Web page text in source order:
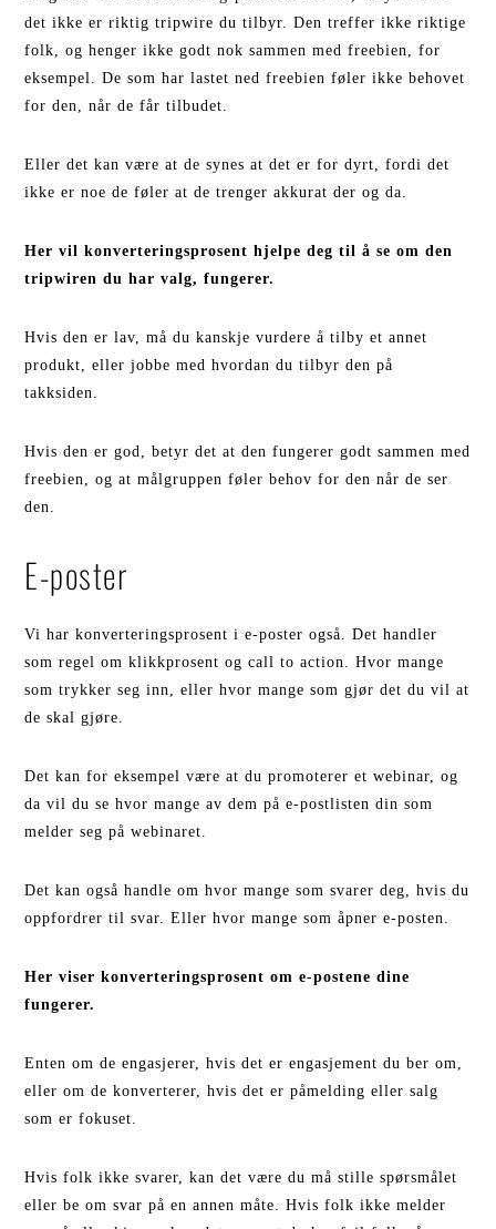
det ikke er riktig tripwire du tilbyr. Den treffer ikke riktige
folk, og henger ikke godt nok sammen med freebien, for
eksempel. De som har lastet ned freebien føler ikke behovet
for den, når de får tilbudet.
Eller det kan være at de synes at det er for dyrt, fordi det
ikke er noe de føler at de trenger akkurat der og da.
Her vil konverteringsprosent hjelpe deg til å se om den
tripwiren du har valg, fungerer.
Hvis den er lav, må du kanskje vurdere å tilby et annet
produkt, eller jobbe med hvordan du tilbyr den på
takksiden.
Hvis den er god, betyr det at den fungerer godt sammen med
freebien, og at målgruppen føler behov for den når de ser
den.
E-poster
Vi har konverteringsprosent i e-poster også. Det handler
som regel om klikkprosent og call to action. Hvor mange
som trykker seg inn, eller hvor mange som gjør det du vil at
de skal gjøre.
Det kan for eksempel være at du promoterer et webinar, og
da vil du se hvor mange av dem på e-postlisten din som
melder seg på webinaret.
Det kan også handle om hvor mange som svarer deg, hvis du
oppfordrer til svar. Eller hvor mange som åpner e-posten.
Her viser konverteringsprosent om e-postene dine
fungerer.
Enten om de engasjerer, hvis det er engasjement du ber om,
eller om de konverterer, hvis det er påmelding eller salg
som er fokuset.
Hvis folk ikke svarer, kan det være du må stille spørsmålet
eller be om svar på en annen måte. Hvis folk ikke melder